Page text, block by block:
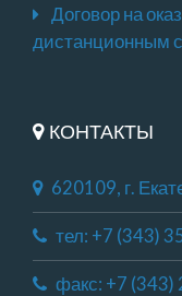
Договор на
дистанционным
КОНТАКТЫ
620109, г.
тел: +7 (343)
факс: +7 (343)